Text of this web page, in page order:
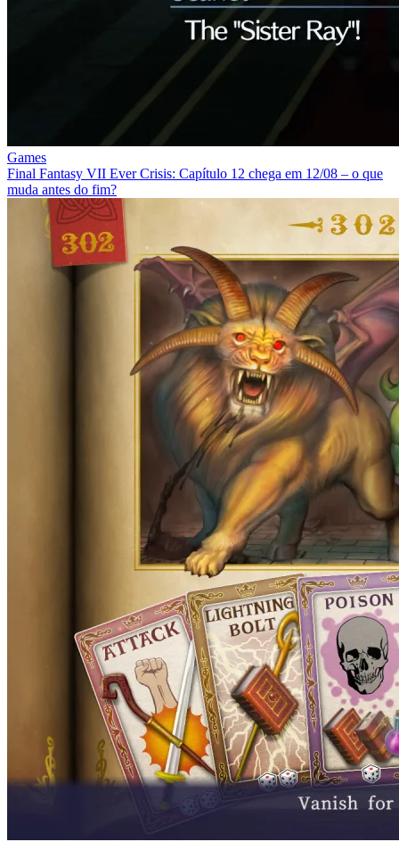
Games
Final Fantasy VII Ever Crisis: Capítulo 12 chega em 12/08 – o que
muda antes do fim?